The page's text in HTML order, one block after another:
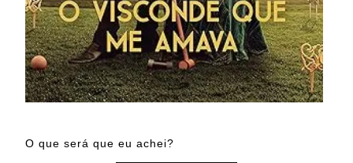
O que será que eu achei?